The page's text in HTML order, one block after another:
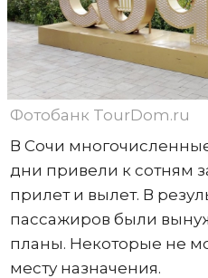
Фотобанк TourDom.ru
В Сочи
дни привели к сотням
прилет и вылет. В
пассажиров были
планы. Некоторые не
месту назначения.